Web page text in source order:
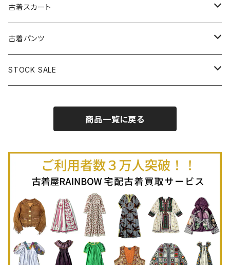
古着ベアトップワンピース
古着オールインワン
古着オーバーオール
古着パーカー
古着長袖プルオーバー
古着半袖プルオーバー
古着Ｔシャツ
古着長袖Ｔシャツ
古着半袖Ｔシャツ
古着ベスト
古着キャミソール
古着ポロシャツ
古着長袖ポロシャツ
古着スウェット
古着パーカー
古着タンクトップ
古着カーディガン
古着半袖ニット
古着ニットアウター
古着ライトジャケット
古着ライトコート
古着ヘビージャケット
古着羽織り
古着スカート
古着ロング丈スカート (丈76cm-)
古着膝丈スカート (丈56-75cm)
古着ミニ丈スカート (丈56-75cm)
古着パンツ
古着ロング丈パンツ
STOCK SALE
Autumn / Winter
商品一覧に戻る